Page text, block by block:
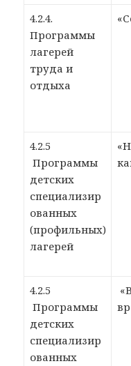
4.2.4.
Программы
лагерей
труда и
отдыха
4.2.5
Программы
детских
специализир
ованных
(профильных)
лагерей
4.2.5
Программы
детских
специализир
ованных